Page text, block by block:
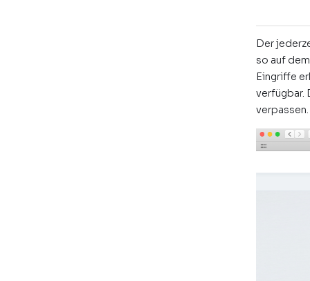
Der
so auf
Eingriffe
verfügbar.
verpassen.